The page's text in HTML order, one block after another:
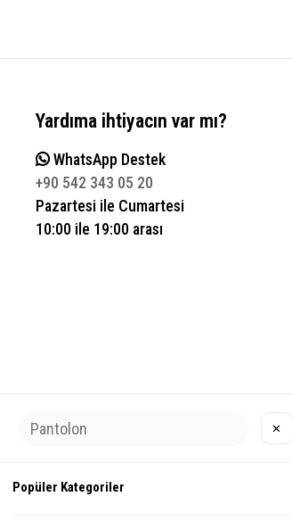
Yardıma ihtiyacın var mı?
WhatsApp Destek
+90 542 343 05 20
Pazartesi ile Cumartesi
10:00 ile 19:00 arası
Üyelik
✕
Popüler Kategoriler